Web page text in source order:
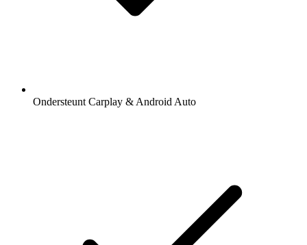
Ondersteunt Carplay & Android Auto